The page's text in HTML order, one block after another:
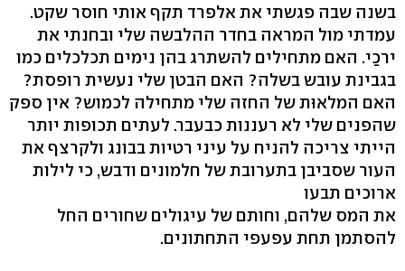
בשנה שבה פגשתי את אלפרד תקף אותי חוסר שקט.
עמדתי מול המראה בחדר ההלבשה שלי ובחנתי את
ירכַי. האם מתחילים להשתרג בהן נימים תכלכלים כמו
בגבינת עובש בשלה? האם הבטן שלי נעשית רופסת?
האם המלאוּת של החזה שלי מתחילה לכמוש? אין ספק
שהפנים שלי לא רעננות כבעבר. לעתים תכופות יותר
הייתי צריכה להניח על עיני רטיות בבונג ולקרצף את
העור שסביבן בתערובת של חלמונים ודבש, כי לילות
ארוכים תבעו
את המס שלהם, וחותם של עיגולים שחורים החל
להסתמן תחת עפעפי התחתונים.